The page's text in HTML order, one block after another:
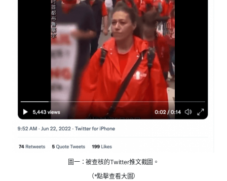
圖一：被查核的Twitter推文截圖。
（*點擊查看大圖）